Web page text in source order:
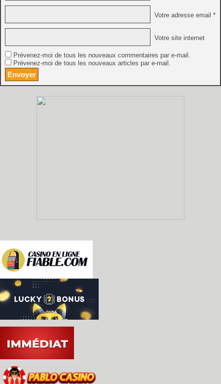
Votre adresse email *
Votre site internet
Prévenez-moi de tous les nouveaux commentaires par e-mail.
Prévenez-moi de tous les nouveaux articles par e-mail.